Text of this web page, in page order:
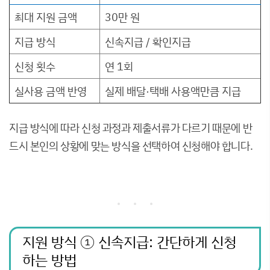
최대 지원 금액
30만 원
지급 방식
신속지급 / 확인지급
신청 횟수
연 1회
실사용 금액 반영
실제 배달·택배 사용액만큼 지급
지급 방식에 따라 신청 과정과 제출서류가 다르기 때문에 반
드시 본인의 상황에 맞는 방식을 선택하여 신청해야 합니다.
지원 방식 ① 신속지급: 간단하게 신청
하는 방법